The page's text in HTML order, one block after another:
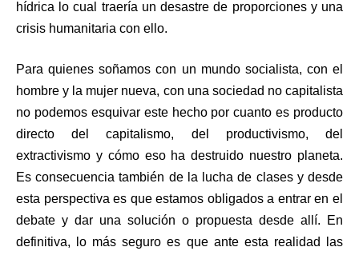
hídrica lo cual traería un desastre de proporciones y una
crisis humanitaria con ello.
Para quienes soñamos con un mundo socialista, con el
hombre y la mujer nueva, con una sociedad no capitalista
no podemos esquivar este hecho por cuanto es producto
directo del capitalismo, del productivismo, del
extractivismo y cómo eso ha destruido nuestro planeta.
Es consecuencia también de la lucha de clases y desde
esta perspectiva es que estamos obligados a entrar en el
debate y dar una solución o propuesta desde allí. En
definitiva, lo más seguro es que ante esta realidad las